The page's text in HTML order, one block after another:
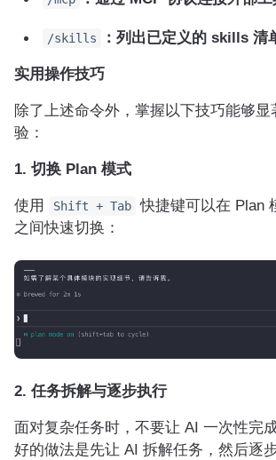
/skills ：列出已定义的 skills 清
实用操作技巧
除了上述命令外，掌握以下技巧能够显
验：
1. 切换 Plan 模式
使用 Shift + Tab 快捷键可以在 Plan
之间快速切换：
2. 任务拆解与逐步执行
面对复杂任务时，不要让 AI 一次性完
好的做法是先让 AI 拆解任务，然后逐